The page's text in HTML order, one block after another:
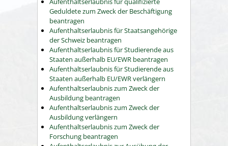
Geduldete zum Zweck der Beschäftigung
beantragen
Aufenthaltserlaubnis für Staatsangehörige
der Schweiz beantragen
Aufenthaltserlaubnis für Studierende aus
Staaten außerhalb EU/EWR beantragen
Aufenthaltserlaubnis für Studierende aus
Staaten außerhalb EU/EWR verlängern
Aufenthaltserlaubnis zum Zweck der
Ausbildung beantragen
Aufenthaltserlaubnis zum Zweck der
Ausbildung verlängern
Aufenthaltserlaubnis zum Zweck der
Forschung beantragen